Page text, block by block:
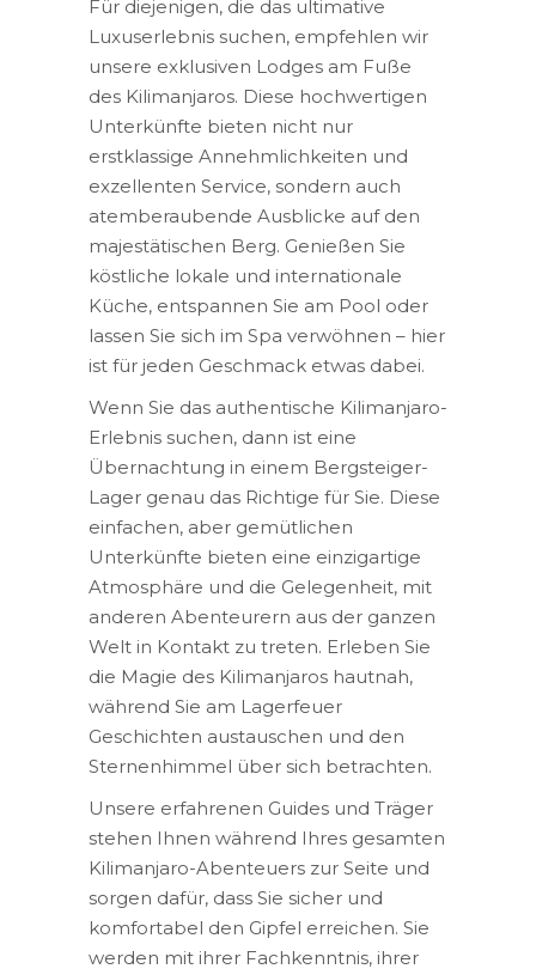
Für diejenigen, die das ultimative
Luxuserlebnis suchen, empfehlen wir
unsere exklusiven Lodges am Fuße
des Kilimanjaros. Diese hochwertigen
Unterkünfte bieten nicht nur
erstklassige Annehmlichkeiten und
exzellenten Service, sondern auch
atemberaubende Ausblicke auf den
majestätischen Berg. Genießen Sie
köstliche lokale und internationale
Küche, entspannen Sie am Pool oder
lassen Sie sich im Spa verwöhnen – hier
ist für jeden Geschmack etwas dabei.
Wenn Sie das authentische Kilimanjaro-
Erlebnis suchen, dann ist eine
Übernachtung in einem Bergsteiger-
Lager genau das Richtige für Sie. Diese
einfachen, aber gemütlichen
Unterkünfte bieten eine einzigartige
Atmosphäre und die Gelegenheit, mit
anderen Abenteurern aus der ganzen
Welt in Kontakt zu treten. Erleben Sie
die Magie des Kilimanjaros hautnah,
während Sie am Lagerfeuer
Geschichten austauschen und den
Sternenhimmel über sich betrachten.
Unsere erfahrenen Guides und Träger
stehen Ihnen während Ihres gesamten
Kilimanjaro-Abenteuers zur Seite und
sorgen dafür, dass Sie sicher und
komfortabel den Gipfel erreichen. Sie
werden mit ihrer Fachkenntnis, ihrer